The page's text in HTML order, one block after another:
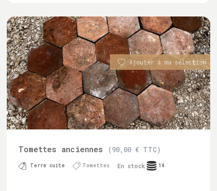
Ajouter à ma sélection
Tomettes anciennes (90,00 € TTC)
Terre cuite Tomettes En stock 14